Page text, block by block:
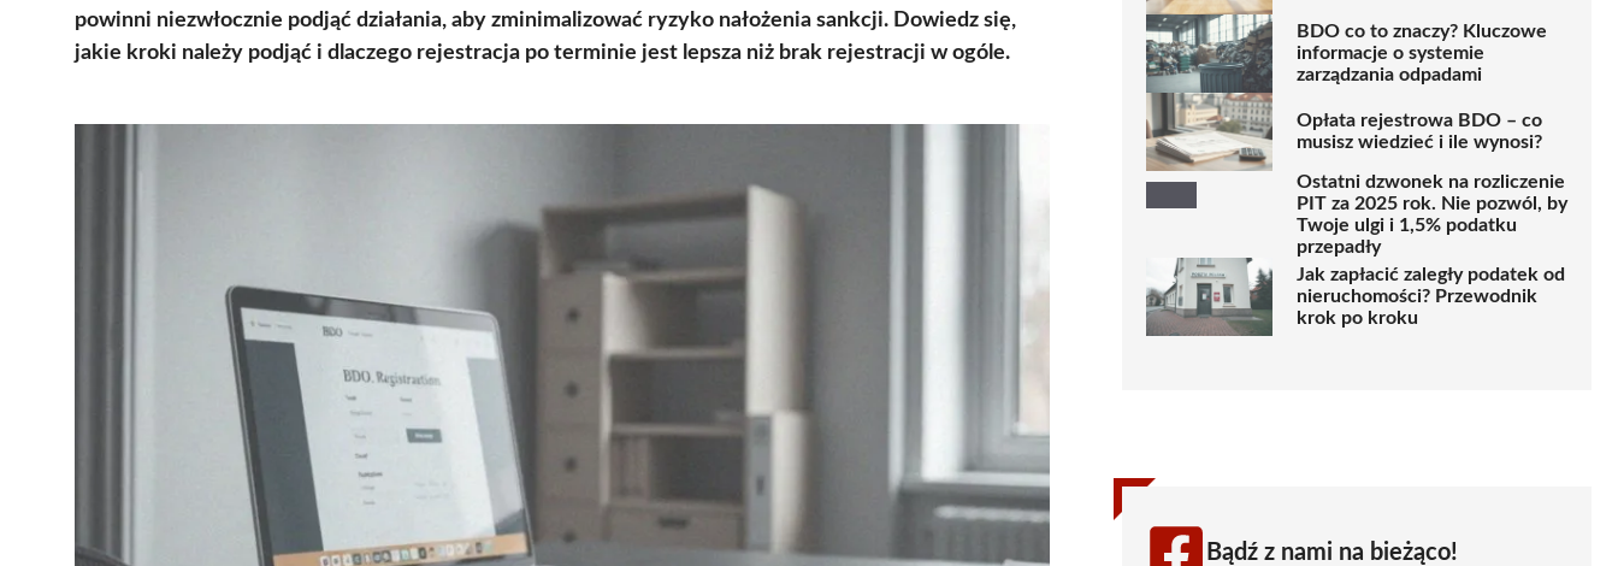
powinni niezwłocznie podjąć działania, aby zminimalizować ryzyko nałożenia sankcji. Dowiedz się,
jakie kroki należy podjąć i dlaczego rejestracja po terminie jest lepsza niż brak rejestracji w ogóle.
BDO co to znaczy? Kluczowe
informacje o systemie
zarządzania odpadami
Opłata rejestrowa BDO – co
musisz wiedzieć i ile wynosi?
Ostatni dzwonek na rozliczenie
PIT za 2025 rok. Nie pozwól, by
Twoje ulgi i 1,5% podatku
przepadły
Jak zapłacić zaległy podatek od
nieruchomości? Przewodnik
krok po kroku
Bądź z nami na bieżąco!